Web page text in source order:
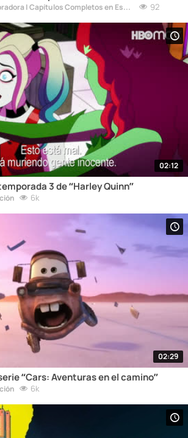
Dora La Exploradora | Capítulos Completos en Español 92
02:12
3 de “Harley Quinn”
6k
02:29
“Cars: Aventuras en el camino”
6k